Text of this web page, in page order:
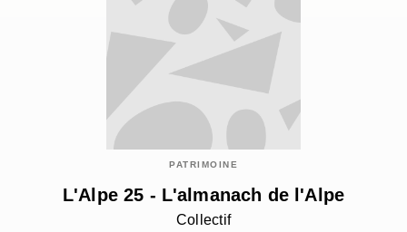
PATRIMOINE
L'Alpe 25 - L'almanach de l'Alpe
Collectif